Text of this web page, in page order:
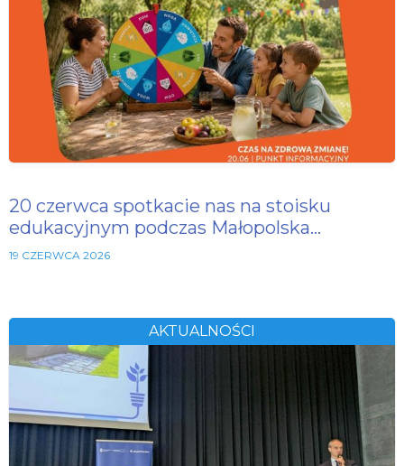
20 czerwca spotkacie nas na stoisku
edukacyjnym podczas Małopolska…
19 CZERWCA 2026
AKTUALNOŚCI